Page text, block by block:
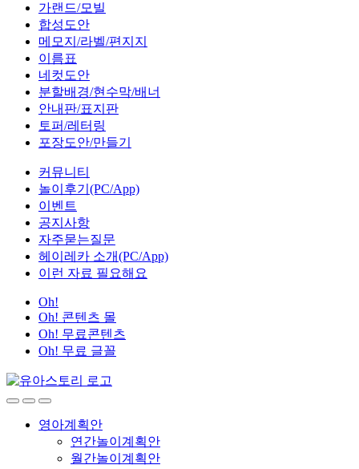
가랜드/모빌
합성도안
메모지/라벨/편지지
이름표
네컷도안
분할배경/현수막/배너
안내판/표지판
토퍼/레터링
포장도안/만들기
커뮤니티
놀이후기(PC/App)
이벤트
공지사항
자주묻는질문
헤이레카 소개(PC/App)
이런 자료 필요해요
Oh!
Oh! 콘텐츠 몰
Oh! 무료콘텐츠
Oh! 무료 글꼴
영아계획안
연간놀이계획안
월간놀이계획안